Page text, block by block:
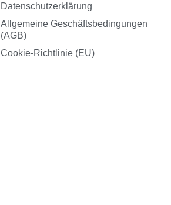
Datenschutzerklärung
Allgemeine Geschäftsbedingungen
(AGB)
Cookie-Richtlinie (EU)